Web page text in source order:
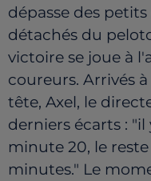
dépasse des
détachés du
victoire se joue à
coureurs. Arrivés
tête, Axel, le
derniers écarts : "il
minute 20, le
minutes." Le